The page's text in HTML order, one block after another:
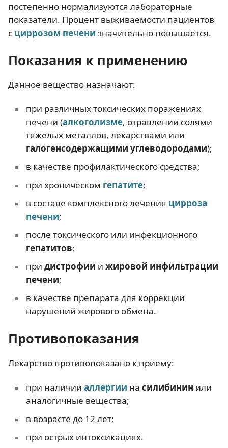
постепенно нормализуются лабораторные
показатели. Процент выживаемости пациентов
с циррозом печени значительно повышается.
Показания к применению
Данное вещество назначают:
при различных токсических поражениях
печени (алкоголизме, отравлении солями
тяжелых металлов, лекарствами или
галогенсодержащими углеводородами);
в качестве профилактического средства;
при хроническом гепатите;
в составе комплексного лечения цирроза
печени;
после токсического или инфекционного
гепатитов;
при дистрофии и жировой инфильтрации
печени;
в качестве препарата для коррекции
нарушений жирового обмена.
Противопоказания
Лекарство противопоказано к приему:
при наличии аллергии на силибинин или
аналогичные вещества;
в возрасте до 12 лет;
при острых интоксикациях.